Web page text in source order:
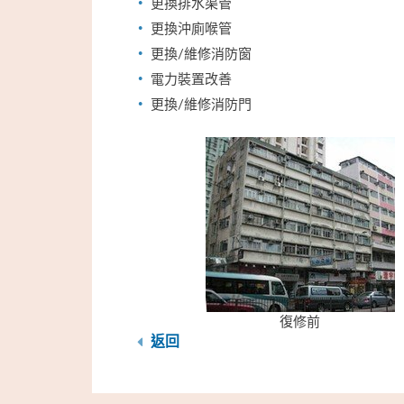
更換沖廁喉管
更換/維修消防窗
電力裝置改善
更換/維修消防門
復修前
返回